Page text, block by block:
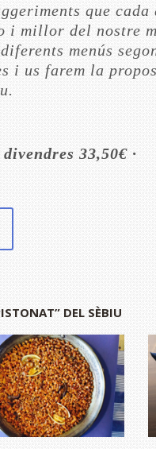
que cada
i millor del nostre
menús
i us farem la
33,50€ ·
DEL SÈBIU